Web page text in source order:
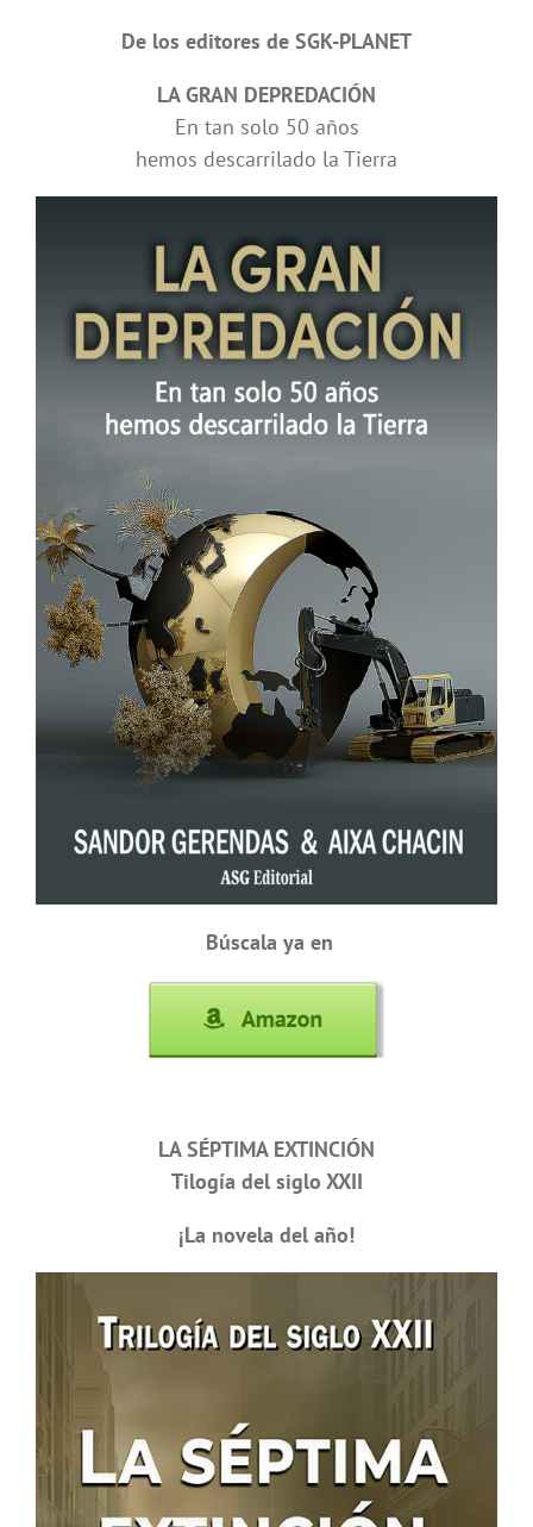
De los editores de SGK-PLANET
LA GRAN DEPREDACIÓN
En tan solo 50 años
hemos descarrilado la Tierra
Búscala ya en
LA SÉPTIMA EXTINCIÓN
Tilogía del siglo XXII
¡La novela del año!